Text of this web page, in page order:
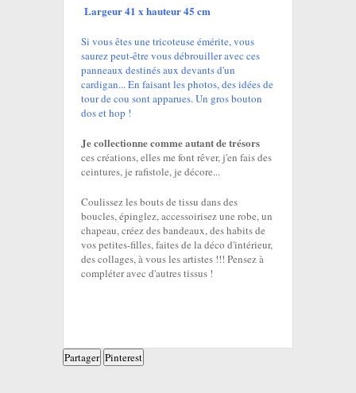
Largeur 41 x hauteur 45 cm
Si vous êtes une tricoteuse émérite, vous
saurez peut-être vous débrouiller avec ces
panneaux destinés aux devants d'un
cardigan... En faisant les photos, des idées de
tour de cou sont apparues. Un gros bouton
dos et hop !
Je collectionne comme autant de trésors
ces créations, elles me font rêver, j'en fais des
ceintures, je rafistole, je décore...
Coulissez les bouts de tissu dans des
boucles, épinglez, accessoirisez une robe, un
chapeau, créez des bandeaux, des habits de
vos petites-filles, faites de la déco d'intérieur,
des collages, à vous les artistes !!! Pensez à
compléter avec d'autres tissus !
Partager Pinterest